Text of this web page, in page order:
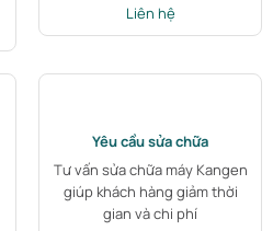
Liên hệ
Yêu cầu sửa chữa
Tư vấn sửa chữa máy Kangen
giúp khách hàng giảm thời
gian và chi phí